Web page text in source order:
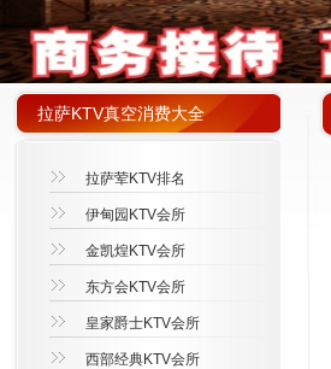
拉萨KTV真空消费大全
拉萨荤KTV排名
伊甸园KTV会所
金凯煌KTV会所
东方会KTV会所
皇家爵士KTV会所
西部经典KTV会所